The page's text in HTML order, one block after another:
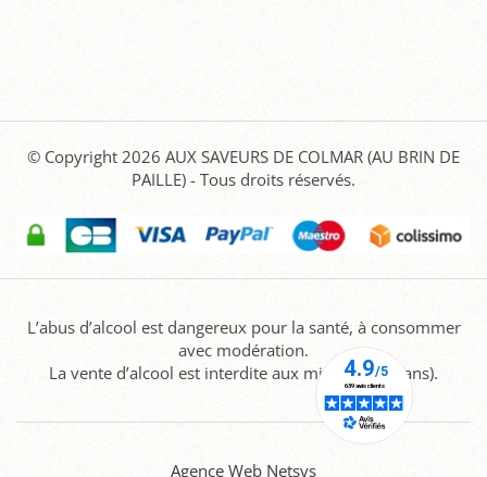
© Copyright 2026 AUX SAVEURS DE COLMAR (AU BRIN DE
PAILLE) - Tous droits réservés.
L’abus d’alcool est dangereux pour la santé, à consommer
avec modération.
La vente d’alcool est interdite aux mineurs (-18 ans).
Agence Web Netsys